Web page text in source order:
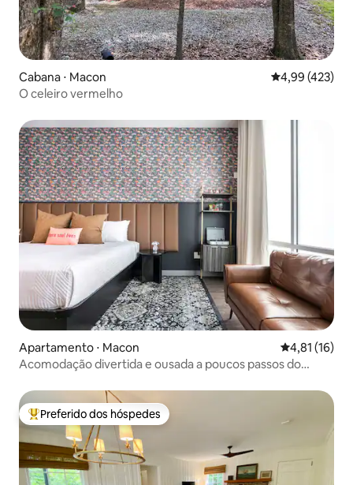
Cabana ⋅ Macon 4,99 de uma
4,99 (423)
O celeiro vermelho
Apartamento ⋅ Macon 4,81 de uma
4,81 (16)
Acomodação divertida e ousada a poucos passos do
Entre os melhores preferidos dos hóspedes
Preferido dos hóspedes